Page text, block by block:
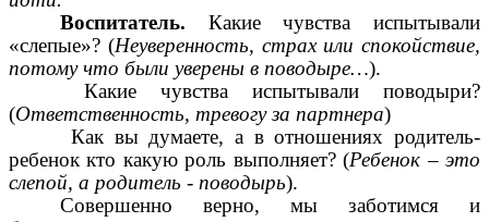
Воспитатель. Какие чувства испытывали
«слепые»? (Неуверенность, страх или спокойствие,
потому что были уверены в поводыре…).
Какие чувства испытывали поводыри?
(Ответственность, тревогу за партнера)
Как вы думаете, а в отношениях родитель-
ребенок кто какую роль выполняет? (Ребенок – это
слепой, а родитель - поводырь).
Совершенно верно, мы заботимся и